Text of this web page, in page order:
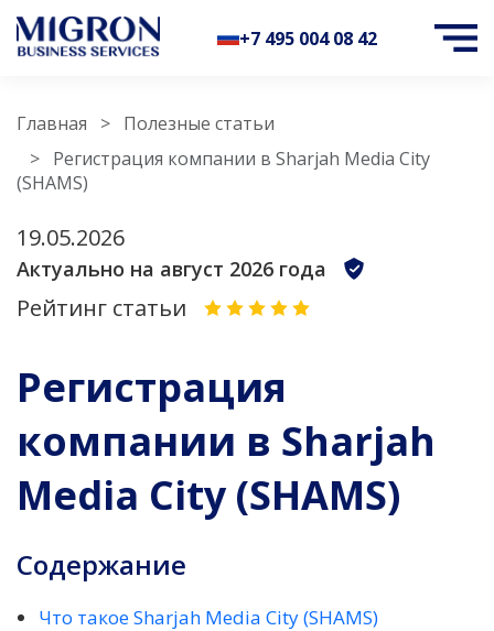
+7 495 004 08 42
Главная
Полезные статьи
Регистрация компании в Sharjah Media City
(SHAMS)
19.05.2026
Актуально на август 2026 года
Рейтинг статьи
Регистрация
компании в Sharjah
Media City (SHAMS)
Содержание
Что такое Sharjah Media City (SHAMS)